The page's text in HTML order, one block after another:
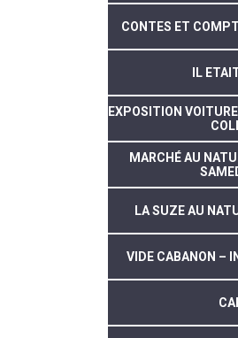
CONTES ET
IL
EXPOSITION
MARCHÉ AU
LA SUZE AU
VIDE CABANON –